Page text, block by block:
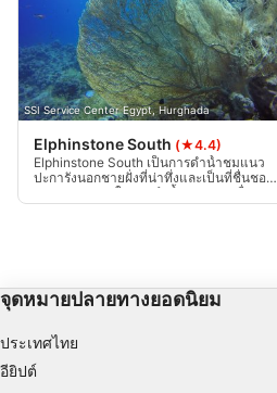
SSI Service Center Egypt, Hurghada
Elphinstone South (★4.4)
Elphinstone South เป็นการดำน้ำชมแนว
ปะการังนอกชายฝั่งที่น่าทึ่งและเป็นที่ชื่นชอบ
ของหลายๆ คนในการดำน้ำช่วงบ่ายเนื่องจาก
มีแสงที่น่าอัศจรรย์ การดำน้ำจะลาดลงจาก
จุดหมายปลายทางยอดนิยม
ประเทศไทย
อียิปต์
Create profiles for personalised
Use profiles to select
advertising
Create profiles to personalise
Use profiles to select
Understand audiences through